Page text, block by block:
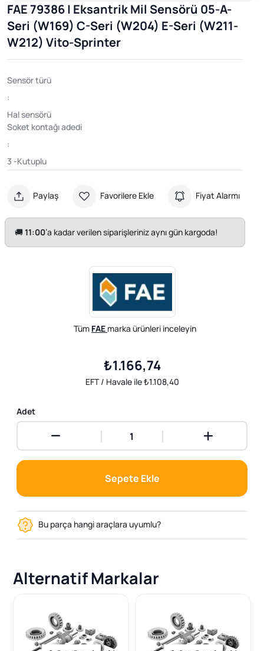
FAE 79386 | Eksantrik Mil Sensörü 05-A-
Seri (W169) C-Seri (W204) E-Seri (W211-
W212) Vito-Sprinter
Sensör türü
:
Hal sensörü
Soket kontağı adedi
:
3 -Kutuplu
Paylaş Favorilere Ekle Fiyat Alarmı
🚚11:00’a kadar verilen siparişleriniz aynı gün kargoda!
Tüm FAE marka ürünleri inceleyin
₺1.166,74
EFT / Havale ile ₺1.108,40
Adet
Sepete Ekle
Bu parça hangi araçlara uyumlu?
Alternatif Markalar